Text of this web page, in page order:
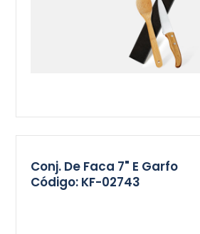
Conj. De Faca 7" E Garfo
Código: KF-02743